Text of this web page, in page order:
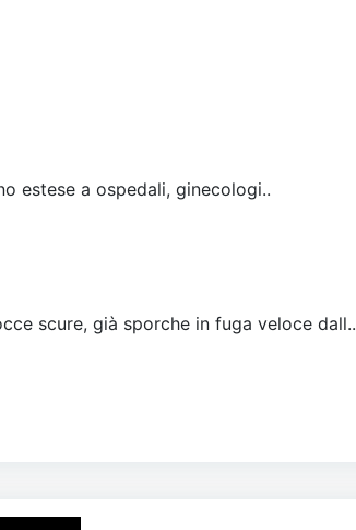
estese a ospedali, ginecologi..
scure, già sporche in fuga veloce dall..